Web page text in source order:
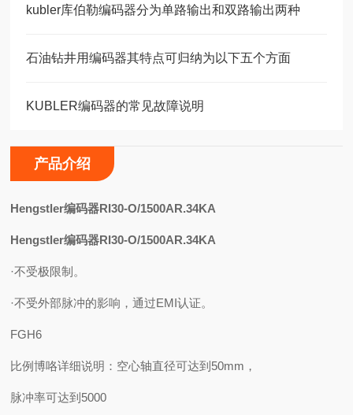
kubler库伯勒编码器分为单路输出和双路输出两种
石油钻井用编码器其特点可归纳为以下五个方面
KUBLER编码器的常见故障说明
产品介绍
Hengstler编码器RI30-O/1500AR.34KA
Hengstler编码器RI30-O/1500AR.34KA
·不受极限制。
·不受外部脉冲的影响，通过EMI认证。
FGH6
比例博咯详细说明：空心轴直径可达到50mm，
脉冲率可达到5000